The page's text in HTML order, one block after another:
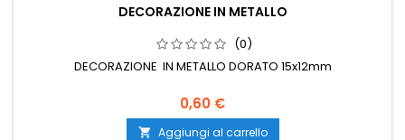
DECORAZIONE IN METALLO
(0)
DECORAZIONE IN METALLO DORATO 15x12mm
0,60 €
 Aggiungi al carrello